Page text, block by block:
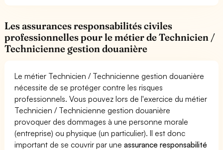
Les assurances responsabilités civiles
professionnelles pour le métier de Technicien /
Technicienne gestion douanière
Le métier Technicien / Technicienne gestion douanière
nécessite de se protéger contre les risques
professionnels. Vous pouvez lors de l'exercice du métier
Technicien / Technicienne gestion douanière
provoquer des dommages à une personne morale
(entreprise) ou physique (un particulier). Il est donc
important de se couvrir par uneassurance responsabilité